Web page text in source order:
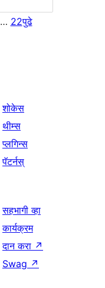
… 22पुढे
शोकेस
थीम्स
प्लगिन्स
पॅटर्नस्
सहभागी व्हा
कार्यक्रम
दान करा ↗
Swag ↗